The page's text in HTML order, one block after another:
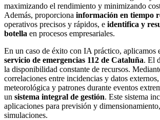
maximizando el rendimiento y minimizando
Además, proporciona información en tiempo
operativos precisos y rápidos, e identifica y
botella en procesos empresariales.
En un caso de éxito con IA práctico, aplicamos
servicio de emergencias 112 de Cataluña. El
la disponibilidad constante de recursos.
correlaciones entre incidencias y datos
meteorológica y patrones durante eventos
un sistema integral de gestión. Este sistema
aplicaciones para previsión y
simulaciones.